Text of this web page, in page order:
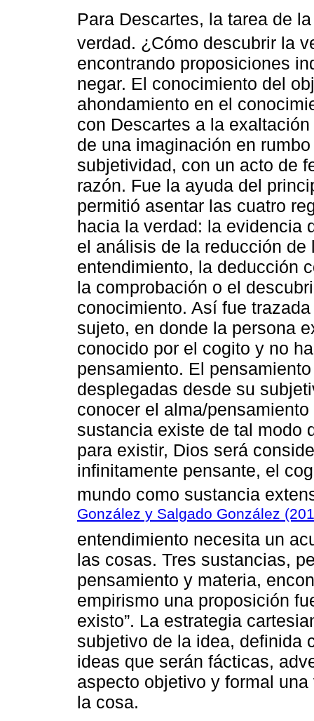
Para Descartes, la tarea de
verdad. ¿Cómo descubrir la
encontrando proposiciones
negar. El conocimiento del
ahondamiento en el
con Descartes a la
de una imaginación en
subjetividad, con un acto de
razón. Fue la ayuda del
permitió asentar las cuatro
hacia la verdad: la evidencia
el análisis de la reducción
entendimiento, la deducción
la comprobación o el
conocimiento. Así fue
sujeto, en donde la persona
conocido por el cogito y no
pensamiento. El
desplegadas desde su
conocer el alma/
sustancia existe de tal modo
para existir, Dios será
infinitamente pensante, el
mundo como sustancia
González y Salgado González
entendimiento necesita un
las cosas. Tres sustancias,
pensamiento y materia,
empirismo una proposición
existo”. La estrategia
subjetivo de la idea, definida
ideas que serán fácticas,
aspecto objetivo y formal
la cosa.